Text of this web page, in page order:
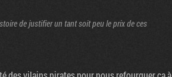
de justifier un tant soit peu le prix de ces